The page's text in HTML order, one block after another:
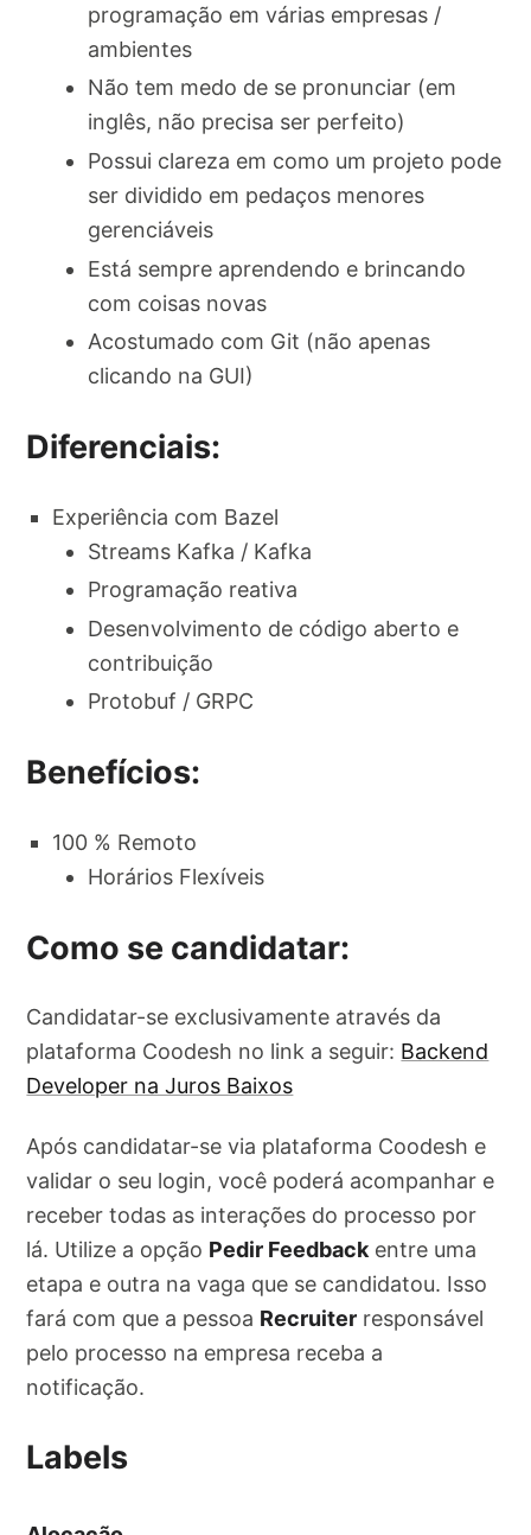
programação em várias empresas /
ambientes
Não tem medo de se pronunciar (em
inglês, não precisa ser perfeito)
Possui clareza em como um projeto pode
ser dividido em pedaços menores
gerenciáveis
Está sempre aprendendo e brincando
com coisas novas
Acostumado com Git (não apenas
clicando na GUI)
Diferenciais:
Experiência com Bazel
Streams Kafka / Kafka
Programação reativa
Desenvolvimento de código aberto e
contribuição
Protobuf / GRPC
Benefícios:
100 % Remoto
Horários Flexíveis
Como se candidatar:
Candidatar-se exclusivamente através da
plataforma Coodesh no link a seguir: Backend
Developer na Juros Baixos
Após candidatar-se via plataforma Coodesh e
validar o seu login, você poderá acompanhar e
receber todas as interações do processo por
lá. Utilize a opção Pedir Feedbackentre uma
etapa e outra na vaga que se candidatou. Isso
fará com que a pessoa Recruiter responsável
pelo processo na empresa receba a
notificação.
Labels